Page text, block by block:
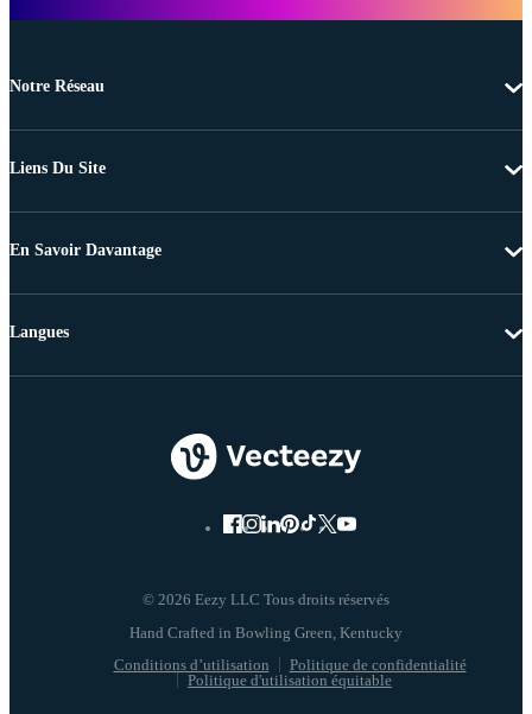
Notre Réseau
Liens Du Site
En Savoir Davantage
© 2026 Eezy LLC Tous droits réservés
Conditions d’utilisation
Politique de confidentialité
Politique d'utilisation équitable
Langues